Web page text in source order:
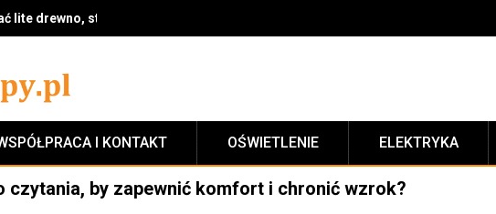
remontu: jak stworzyć funkcjonalny i przytulny klimat krok po kroku
I KONTAKT OŚWIETLENIE ELEKTRYKA
czytania, by zapewnić komfort i chronić wzrok?